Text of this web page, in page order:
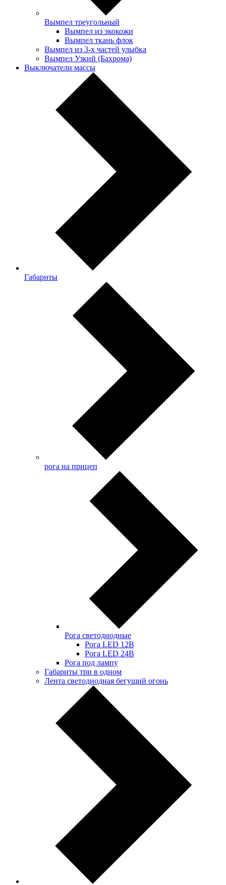
Вымпел треугольный
Вымпел из экокожи
Вымпел ткань флок
Вымпел из 3-х частей улыбка
Вымпел Узкий (Бахрома)
Выключатели массы
Габариты
рога на прицеп
Рога светодиодные
Рога LED 12В
Рога LED 24В
Рога под лампу
Габариты три в одном
Лента светодиодная бегущий огонь